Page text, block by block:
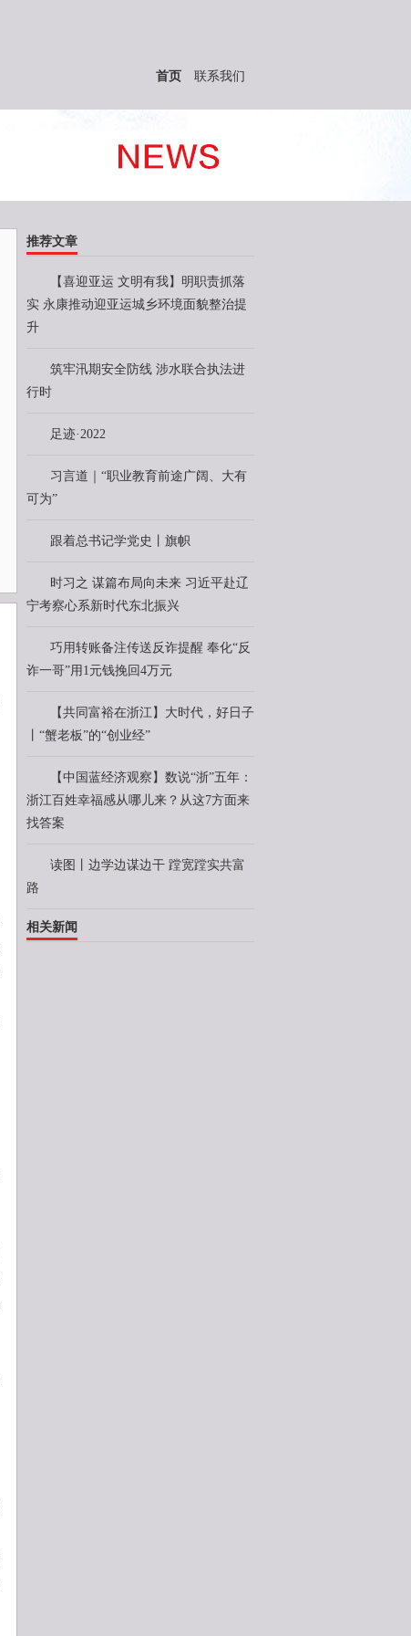
首页 联系我们
推荐文章
【喜迎亚运 文明有我】明职责抓落
实 永康推动迎亚运城乡环境面貌整治提
升
筑牢汛期安全防线 涉水联合执法进
行时
足迹·2022
习言道｜“职业教育前途广阔、大有
可为”
跟着总书记学党史丨旗帜
时习之 谋篇布局向未来 习近平赴辽
宁考察心系新时代东北振兴
巧用转账备注传送反诈提醒 奉化“反
诈一哥”用1元钱挽回4万元
【共同富裕在浙江】大时代，好日子
丨“蟹老板”的“创业经”
【中国蓝经济观察】数说“浙”五年：
浙江百姓幸福感从哪儿来？从这7方面来
找答案
读图丨边学边谋边干 蹚宽蹚实共富
路
相关新闻